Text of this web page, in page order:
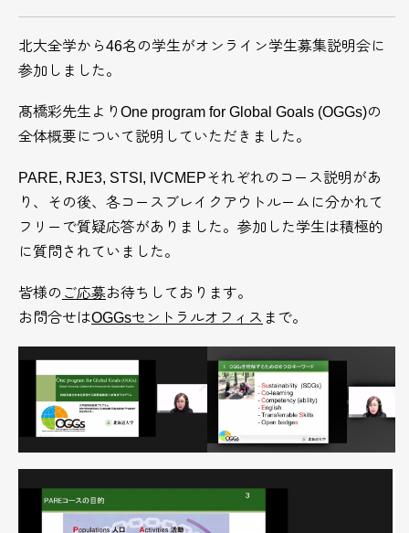
北大全学から46名の学生がオンライン学生募集説明会に
参加しました。
髙橋彩先生よりOne program for Global Goals (OGGs)の
全体概要について説明していただきました。
PARE, RJE3, STSI, IVCMEPそれぞれのコース説明があ
り、その後、各コースブレイクアウトルームに分かれて
フリーで質疑応答がありました。参加した学生は積極的
に質問されていました。
皆様の ご応募お待ちしております。
お問合せはOGGsセントラルオフィス まで。